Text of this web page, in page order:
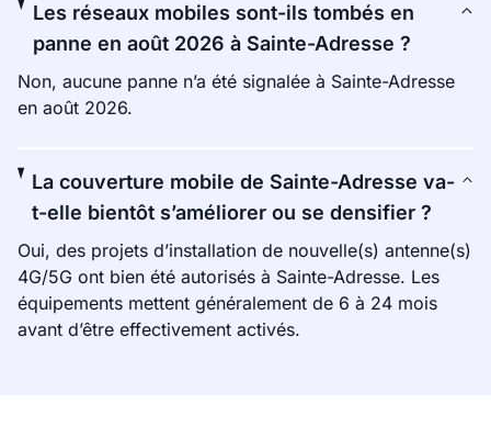
Les réseaux mobiles sont-ils tombés en
panne en août 2026 à Sainte-Adresse ?
Non, aucune panne n’a été signalée à Sainte-Adresse
en août 2026.
La couverture mobile de Sainte-Adresse va-
t-elle bientôt s’améliorer ou se densifier ?
Oui, des projets d’installation de nouvelle(s) antenne(s)
4G/5G ont bien été autorisés à Sainte-Adresse. Les
équipements mettent généralement de 6 à 24 mois
avant d’être effectivement activés.